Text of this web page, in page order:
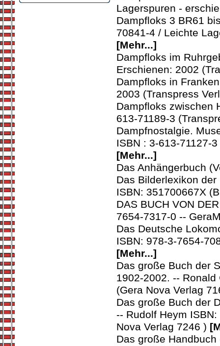
Lagerspuren -
Dampfloks 3 BR61
70841-4 / Leichte
[Mehr...]
Dampfloks im
Erschienen: 2002
Dampfloks in
2003 (Transpress
Dampfloks zwischen
613-71189-3
Dampfnostalgie.
ISBN : 3-613-71127-
[Mehr...]
Das Anhängerbuch
Das Bilderlexikon
ISBN: 351700667X
DAS BUCH VON
7654-7317-0 --
Das Deutsche
ISBN: 978-3-7654-
[Mehr...]
Das große Buch der
1902-2002. --
(Gera Nova Verlag
Das große Buch der
-- Rudolf Heym
Nova Verlag 7246 )
Das große